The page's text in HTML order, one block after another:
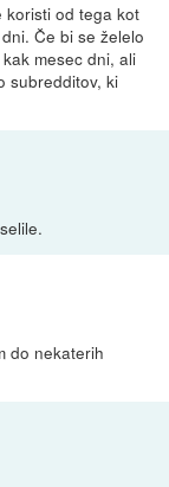
koristi od tega kot
Če bi se želelo
mesec dni, ali
subredditov, ki
do nekaterih